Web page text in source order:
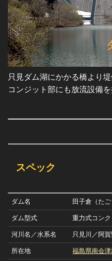
只見ダム湖にかかる橋より堤
コンジット部にも放流設備を
スペック
ダム名 田子倉（た
ダム型式 重力式コンク
河川名／水系名 只見川／阿
所在地 福島県南会